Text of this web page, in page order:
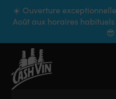
☀️ Ouverture
Août aux horaires
Panneau de gestion des cookies